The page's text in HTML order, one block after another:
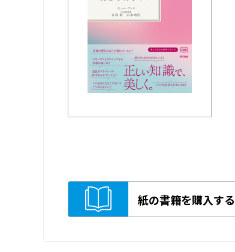
紙の書籍を購入する